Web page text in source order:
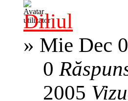
Diliul
» Mie Dec
0
2005